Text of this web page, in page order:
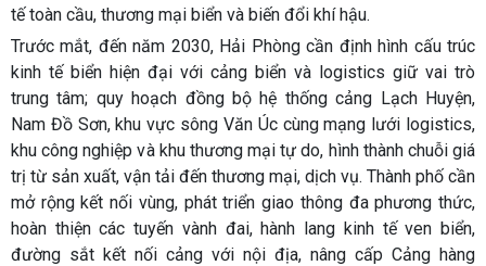
tế toàn cầu, thương mại biển và biến đổi khí hậu.
Trước mắt, đến năm 2030, Hải Phòng cần định hình cấu trúc
kinh tế biển hiện đại với cảng biển và logistics giữ vai trò
trung tâm; quy hoạch đồng bộ hệ thống cảng Lạch Huyện,
Nam Đồ Sơn, khu vực sông Văn Úc cùng mạng lưới logistics,
khu công nghiệp và khu thương mại tự do, hình thành chuỗi giá
trị từ sản xuất, vận tải đến thương mại, dịch vụ. Thành phố cần
mở rộng kết nối vùng, phát triển giao thông đa phương thức,
hoàn thiện các tuyến vành đai, hành lang kinh tế ven biển,
đường sắt kết nối cảng với nội địa, nâng cấp Cảng hàng